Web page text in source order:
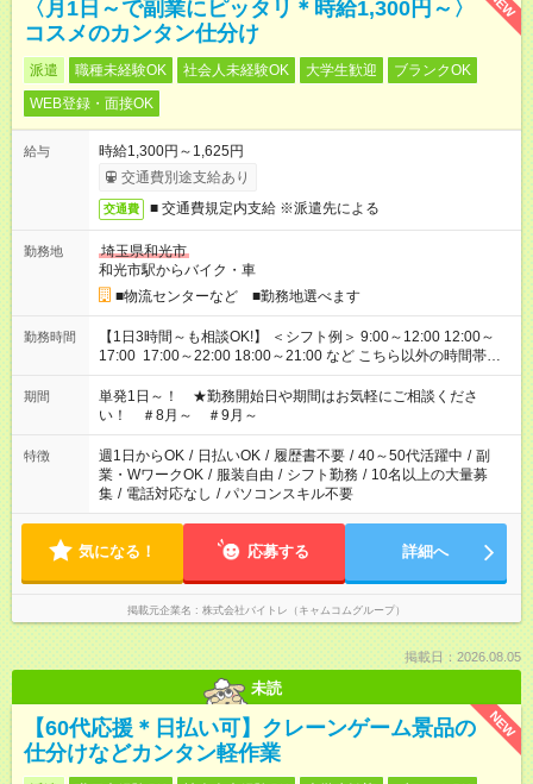
〈月1日～で副業にピッタリ＊時給1,300円～〉
コスメのカンタン仕分け
派遣 職種未経験OK 社会人未経験OK 大学生歓迎
ブランクOK
WEB登録・面接OK
給与
時給1,300円～1,625円
交通費別途支給あり
交通費 ■ 交通費規定内支給 ※派遣先による
勤務地
埼玉県和光市
和光市駅からバイク・車
■物流センターなど ■勤務地選べます
勤務時間
【1日3時間～も相談OK!】 ＜シフト例＞ 9:00～12:00 12:00～
17:00 17:00～22:00 18:00～21:00 など こちら以外の時間帯も
お気軽にご相談ください！
期間
単発1日～！ ★勤務開始日や期間はお気軽にご相談くださ
い！ ＃8月～ ＃9月～
特徴 週1日からOK / 日払いOK / 履歴書不要 / 40～50代活躍中 / 副
業・WワークOK / 服装自由 / シフト勤務 / 10名以上の大量募
集 / 電話対応なし / パソコンスキル不要
気になる！ 応募する 詳細へ
掲載元企業名 株式会社バイトレ（キャムコムグループ）
掲載日：2026.08.05
未読
NEW
【60代応援＊日払い可】クレーンゲーム景品の
仕分けなどカンタン軽作業